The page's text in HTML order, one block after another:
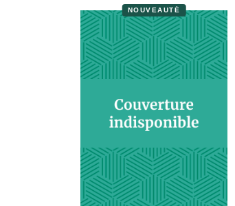
NOUVEAUTÉ